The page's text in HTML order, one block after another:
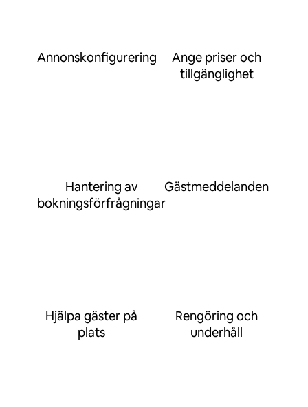
Annonskonfigurering
Ange priser och
tillgänglighet
Hantering av
bokningsförfrågningar
Gästmeddelanden
Hjälpa gäster på
plats
Rengöring och
underhåll